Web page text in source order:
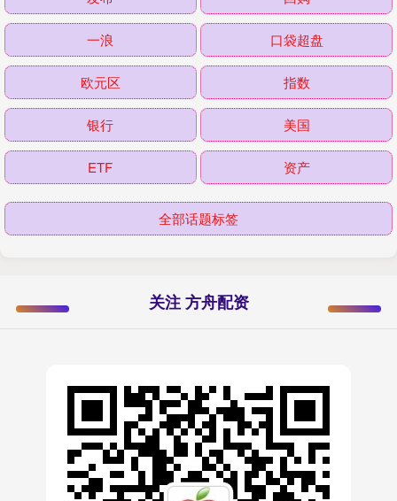
一浪 口袋超盘
欧元区 指数
银行 美国
ETF 资产
全部话题标签
关注 方舟配资